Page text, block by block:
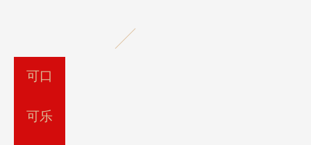
可口
可乐